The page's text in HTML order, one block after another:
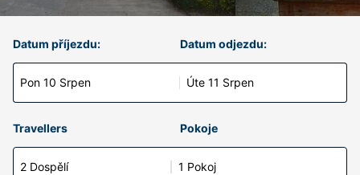
Datum příjezdu:
Pon 10 Srpen
Datum odjezdu:
Úte 11 Srpen
Travellers Pokoje
2 Dospělí 1 Pokoj